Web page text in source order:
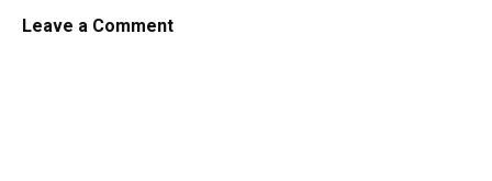
Leave a Comment